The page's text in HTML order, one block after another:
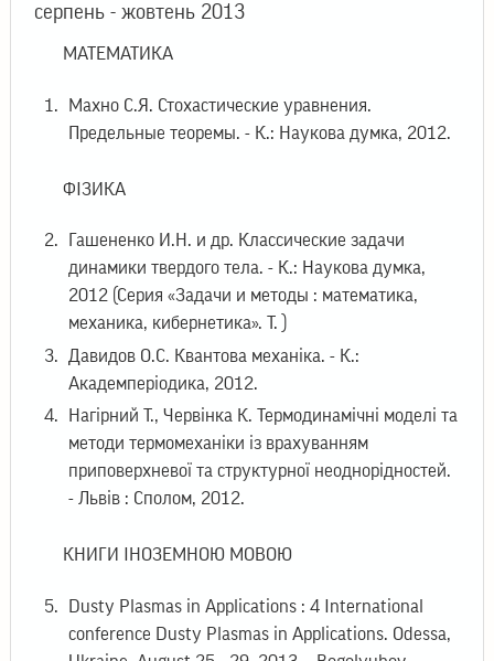
серпень - жовтень 2013
МАТЕМАТИКА
Махно С.Я. Стохастические уравнения.
Предельные теоремы. - К.: Наукова думка, 2012.
ФІЗИКА
Гашененко И.Н. и др. Классические задачи
динамики твердого тела. - К.: Наукова думка,
2012 (Серия «Задачи и методы : математика,
механика, кибернетика». Т. )
Давидов О.С. Квантова механіка. - К.:
Академперіодика, 2012.
Нагірний Т., Червінка К. Термодинамічні моделі та
методи термомеханіки із врахуванням
приповерхневої та структурної неоднорідностей.
- Львів : Сполом, 2012.
КНИГИ ІНОЗЕМНОЮ МОВОЮ
Dusty Plasmas in Applications : 4 International
conference Dusty Plasmas in Applications. Odessa,